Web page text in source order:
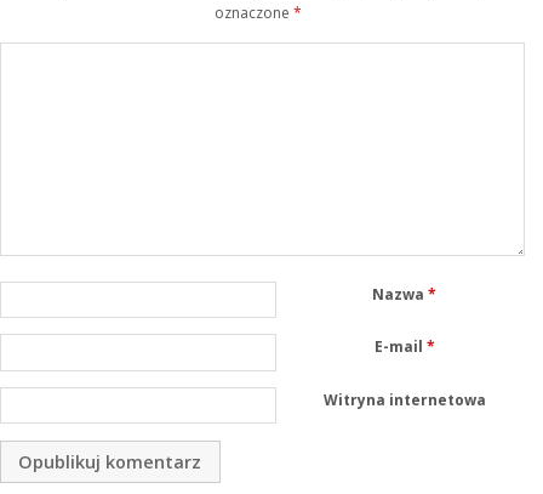
oznaczone *
Nazwa*
E-mail *
Witryna internetowa